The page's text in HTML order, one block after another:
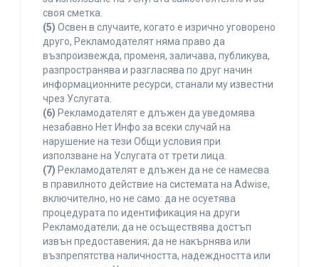
своя сметка.
(5) Освен в случаите, когато е изрично уговорено
друго, Рекламодателят няма право да
възпроизвежда, променя, заличава, публикува,
разпространява и разгласява по друг начин
информационните ресурси, станали му известни
чрез Услугата.
(6) Рекламодателят е длъжен да уведомява
незабавно Нет Инфо за всеки случай на
нарушение на тези Общи условия при
използване на Услугата от трети лица.
(7) Рекламодателят е длъжен да не се намесва
в правилното действие на системата на Adwise,
включително, но не само: да не осуетява
процедурата по идентификация на други
Рекламодатели; да не осъществява достъп
извън предоставения; да не накърнява или
възпрепятства наличността, надеждността или